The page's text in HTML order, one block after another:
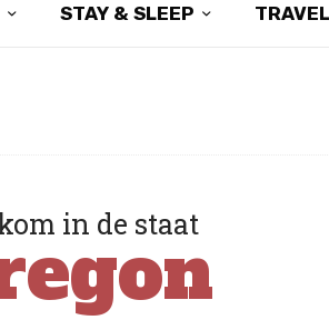
STAY & SLEEP TRAVEL
in de staat